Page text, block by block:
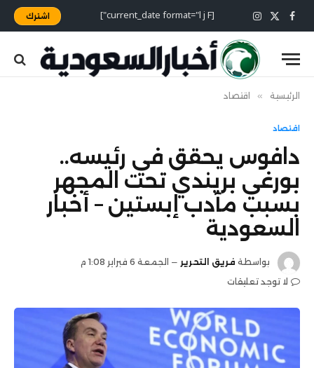
فيسبوك
X
(Twitter)
الانستغرام [current_date format="l j F"] اشترك
الرئيسية » اقتصاد
اقتصاد
دافوس يحقق في رئيسه..
بورغي بريندي تحت المجهر
بسبب مآدب إبستين – أخبار
السعودية
بواسطة فريق التحرير
الجمعة 6 فبراير 1:08 م
لا توجد تعليقات